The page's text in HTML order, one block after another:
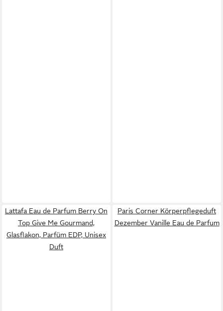
Lattafa Eau de Parfum Berry On
Top Give Me Gourmand,
Glasflakon, Parfüm EDP, Unisex
Duft
Paris Corner Körperpflegeduft
Dezember Vanille Eau de Parfum